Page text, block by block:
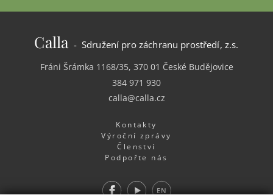
Calla- Sdružení pro záchranu prostředí, z.s.
Fráni Šrámka 1168/35, 370 01 České Budějovice
384 971 930
calla@calla.cz
Kontakty
Výroční zprávy
Členství
Podpořte nás
FacebookYoutube EN